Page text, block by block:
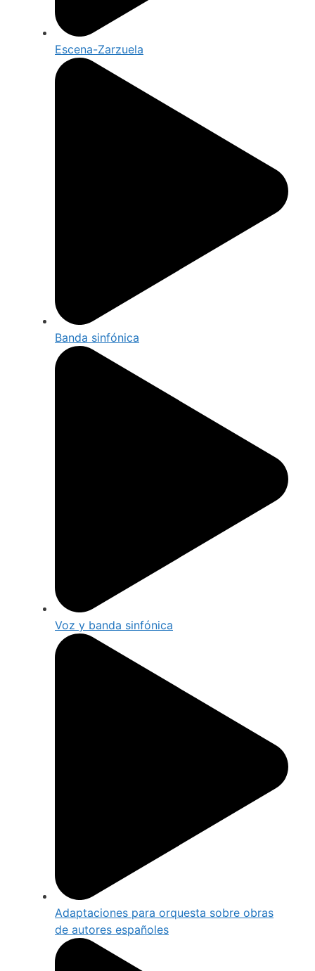
Escena-Zarzuela
Banda sinfónica
Voz y banda sinfónica
Adaptaciones para orquesta sobre obras
de autores españoles